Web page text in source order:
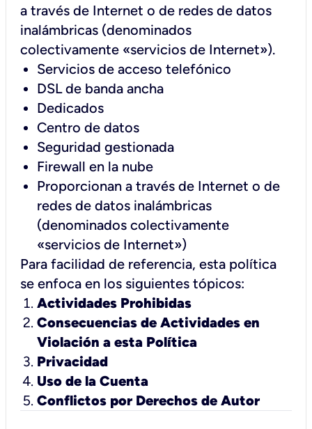
a través de Internet o de redes de datos
inalámbricas (denominados
colectivamente «servicios de Internet»).
Servicios de acceso telefónico
DSL de banda ancha
Dedicados
Centro de datos
Seguridad gestionada
Firewall en la nube
Proporcionan a través de Internet o de
redes de datos inalámbricas
(denominados colectivamente
«servicios de Internet»)
Para facilidad de referencia, esta política
se enfoca en los siguientes tópicos:
Actividades Prohibidas
Consecuencias de Actividades en
Violación a esta Política
Privacidad
Uso de la Cuenta
Conflictos por Derechos de Autor